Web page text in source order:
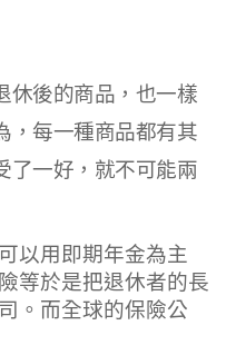
休後的商品，也一樣
，每一種商品都有其
了一好，就不可能兩
以用即期年金為主
等於是把退休者的長
。而全球的保險公